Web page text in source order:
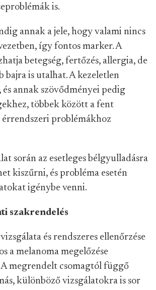
is.
annak a jele, hogy valami nincs
így fontos marker. A
betegség, fertőzés, allergia, de
bajra is utalhat. A kezeletlen
és annak szövődményei pedig
többek között a fent
problémákhoz
során az esetleges bélgyulladásra
kiszűrni, és probléma esetén
igénybe venni.
szakrendelés
és rendszeres ellenőrzése
a melanoma megelőzése
megrendelt csomagtól függő
különböző vizsgálatokra is sor